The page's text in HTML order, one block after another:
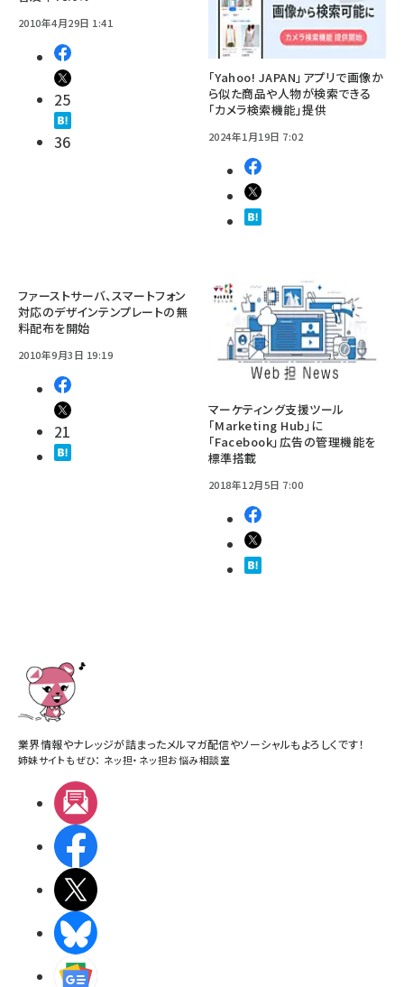
2010年4月29日 1:41
25
36
「Yahoo! JAPAN」アプリで画像か
ら似た商品や人物が検索できる
「カメラ検索機能」提供
2024年1月19日 7:02
ファーストサーバ、スマートフォン
対応のデザインテンプレートの無
料配布を開始
2010年9月3日 19:19
21
マーケティング支援ツール
「Marketing Hub」に
「Facebook」広告の管理機能を
標準搭載
2018年12月5日 7:00
業界情報やナレッジが詰まったメルマガ配信やソーシャルもよろしくです！
姉妹サイトもぜひ： ネッ担・ ネッ担お悩み相談室